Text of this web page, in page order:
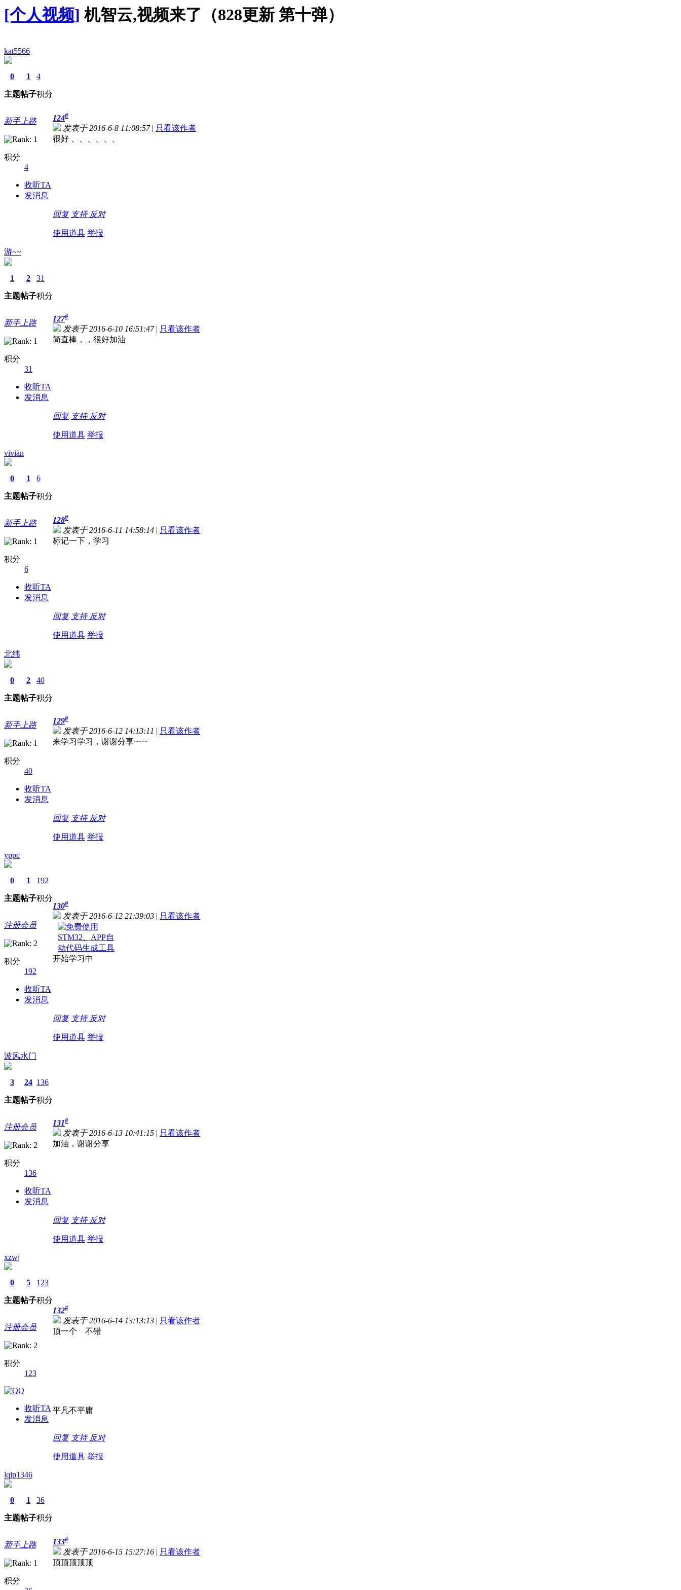
[个人视频] 机智云,视频来了（828更新 第十弹）
kat5566
0
主题
1
帖子
4
积分
新手上路
积分
4
收听TA
发消息
124#
发表于 2016-6-8 11:08:57 | 只看该作者
很好 、、、、、、
回复 支持 反对
使用道具 举报
游~~
1
主题
2
帖子
31
积分
新手上路
积分
31
收听TA
发消息
127#
发表于 2016-6-10 16:51:47 | 只看该作者
简直棒，，很好加油
回复 支持 反对
使用道具 举报
vivian
0
主题
1
帖子
6
积分
新手上路
积分
6
收听TA
发消息
128#
发表于 2016-6-11 14:58:14 | 只看该作者
标记一下，学习
回复 支持 反对
使用道具 举报
北纬
0
主题
2
帖子
40
积分
新手上路
积分
40
收听TA
发消息
129#
发表于 2016-6-12 14:13:11 | 只看该作者
来学习学习，谢谢分享~~~
回复 支持 反对
使用道具 举报
yppc
0
主题
1
帖子
192
积分
注册会员
积分
192
收听TA
发消息
130#
发表于 2016-6-12 21:39:03 | 只看该作者
开始学习中
回复 支持 反对
使用道具 举报
波风水门
3
主题
24
帖子
136
积分
注册会员
积分
136
收听TA
发消息
131#
发表于 2016-6-13 10:41:15 | 只看该作者
加油，谢谢分享
回复 支持 反对
使用道具 举报
xzwj
0
主题
5
帖子
123
积分
注册会员
积分
123
收听TA
发消息
132#
发表于 2016-6-14 13:13:13 | 只看该作者
顶一个 不错
平凡不平庸
回复 支持 反对
使用道具 举报
lqlp1346
0
主题
1
帖子
36
积分
新手上路
积分
133#
发表于 2016-6-15 15:27:16 | 只看该作者
顶顶顶顶顶